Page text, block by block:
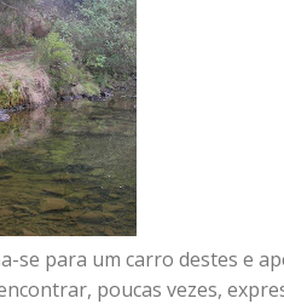
se para um carro destes e
poucas vezes,